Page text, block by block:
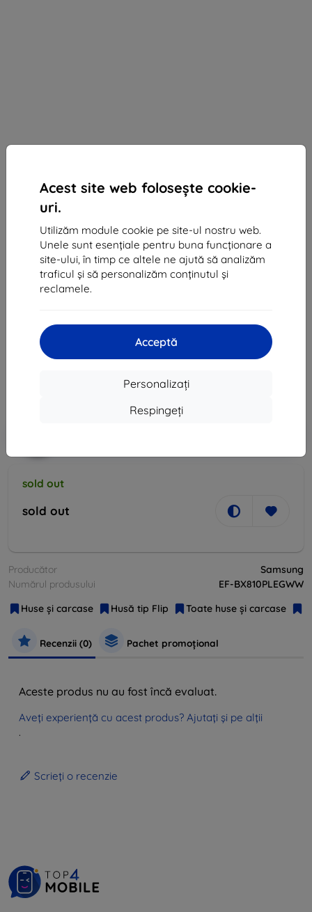
Acest site web folosește cookie-
uri.
Utilizăm module cookie pe site-ul nostru web.
Unele sunt esențiale pentru buna funcționare a
site-ului, în timp ce altele ne ajută să analizăm
traficul și să personalizăm conținutul și
reclamele.
Acceptă
Personalizați
Respingeți
Husă Samsung EF-BX810PLE Smart Book pentru
Galaxy Tab S9+/S9 FE+ Blue (EF-BX810PLEGWW)
Samsung Galaxy Tab S9 FE+
249 lei
sold out
sold out
Producător
Samsung
Numărul produsului
EF-BX810PLEGWW
Huse și carcase
Husă tip Flip Toate huse și carcase
Recenzii (0) Pachet promoțional
Aceste produs nu au fost încă evaluat.
Aveți experiență cu acest produs? Ajutați și pe alții
.
Scrieți o recenzie